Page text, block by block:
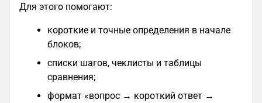
Для этого помогают:
короткие и точные определения в начале
блоков;
списки шагов, чеклисты и таблицы
сравнения;
формат «вопрос → короткий ответ →